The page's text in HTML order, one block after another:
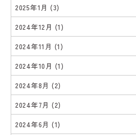
2025年1月 (3)
2024年12月 (1)
2024年11月 (1)
2024年10月 (1)
2024年8月 (2)
2024年7月 (2)
2024年6月 (1)